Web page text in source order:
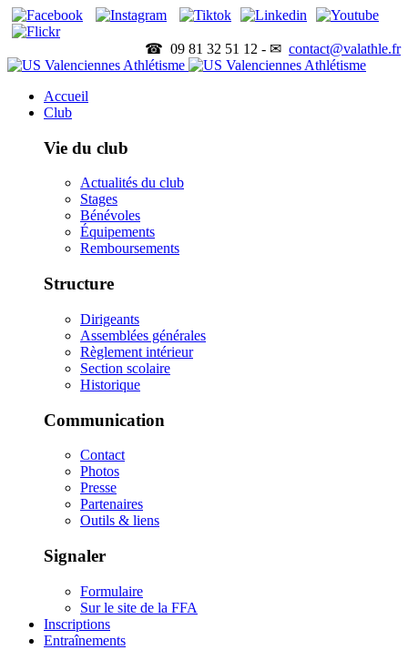
☎ 09 81 32 51 12 - ✉ contact@valathle.fr
Accueil
Club
Vie du club
Actualités du club
Stages
Bénévoles
Équipements
Remboursements
Structure
Dirigeants
Assemblées générales
Règlement intérieur
Section scolaire
Historique
Communication
Contact
Photos
Presse
Partenaires
Outils & liens
Signaler
Formulaire
Sur le site de la FFA
Inscriptions
Entraînements